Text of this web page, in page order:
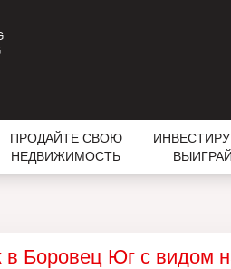
ПРОДАЙТЕ СВОЮ
НЕДВИЖИМОСТЬ
ВЫИГРАЙ
в Боровец Юг с видом